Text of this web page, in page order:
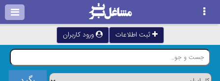
ثبت اطلاعات ورود کاربران